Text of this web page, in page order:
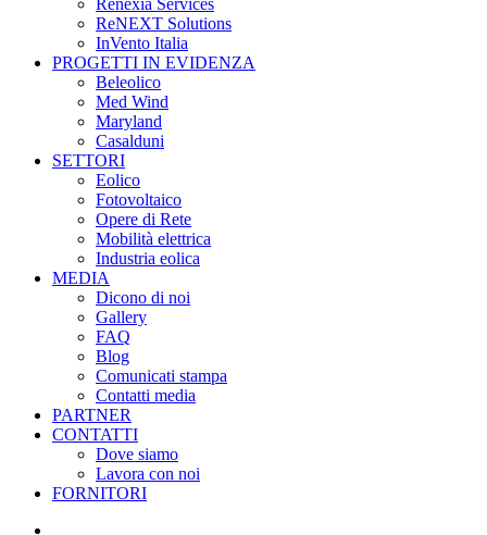
Renexia Services
ReNEXT Solutions
InVento Italia
PROGETTI IN EVIDENZA
Beleolico
Med Wind
Maryland
Casalduni
SETTORI
Eolico
Fotovoltaico
Opere di Rete
Mobilità elettrica
Industria eolica
MEDIA
Dicono di noi
Gallery
FAQ
Blog
Comunicati stampa
Contatti media
PARTNER
CONTATTI
Dove siamo
Lavora con noi
FORNITORI